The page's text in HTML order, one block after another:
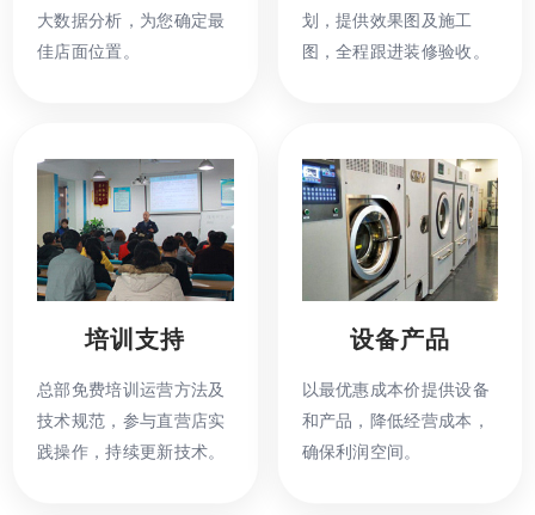
大数据分析，为您确定最
佳店面位置。
划，提供效果图及施工
图，全程跟进装修验收。
培训支持
总部免费培训运营方法及
技术规范，参与直营店实
践操作，持续更新技术。
设备产品
以最优惠成本价提供设备
和产品，降低经营成本，
确保利润空间。